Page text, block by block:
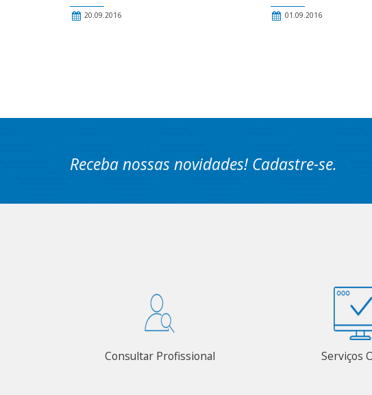
20.09.2016 01.09.2016
Receba nossas novidades! Cadastre-se.
Consultar Profissional Serviços